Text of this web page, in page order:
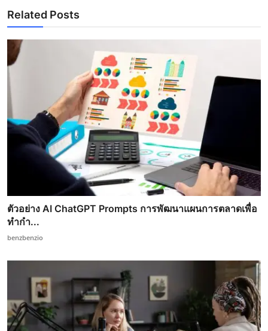
Related Posts
ตัวอย่าง AI ChatGPT Prompts การพัฒนาแผนการตลาดเพื่อ
ทำกำ...
benzbenzio